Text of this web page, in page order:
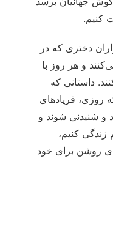
کنیم.
دختری که در
و هر روز با
داستانی که
روزی، فریادهای
و شنیدنی شوند و
زندگی کنیم،
روشن برای خود